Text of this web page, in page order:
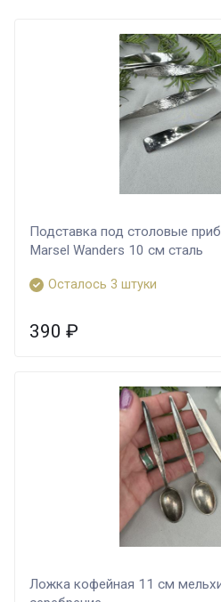
Подставка под столовые
Marsel Wanders 10 см сталь
Осталось 3 штуки
390 ₽
Ложка кофейная 11 см